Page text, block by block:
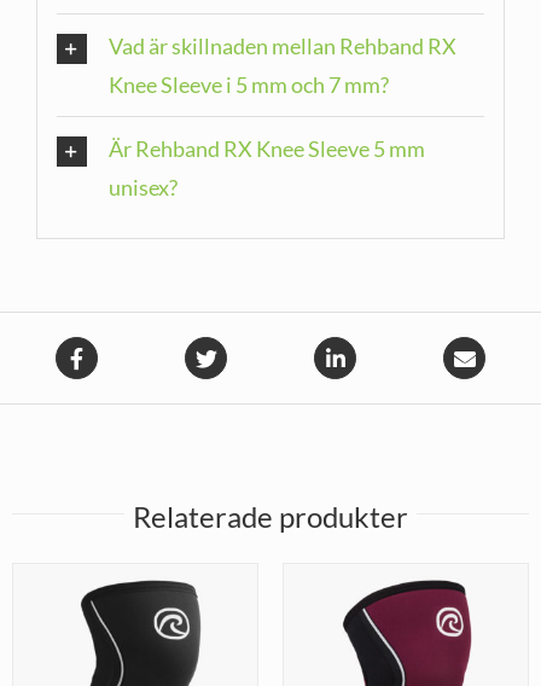
Vad är skillnaden mellan Rehband RX
Knee Sleeve i 5 mm och 7 mm?
Är Rehband RX Knee Sleeve 5 mm
unisex?
Relaterade produkter